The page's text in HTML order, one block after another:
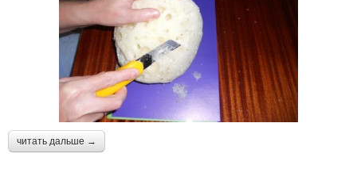
читать дальше →